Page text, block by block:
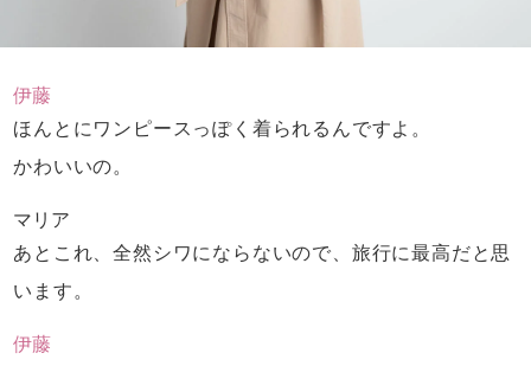
伊藤
ほんとにワンピースっぽく着られるんですよ。
かわいいの。
マリア
あとこれ、全然シワにならないので、 旅行に最高だと思
います。
伊藤